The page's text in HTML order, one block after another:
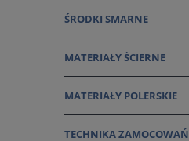
ŚRODKI SMARNE
MATERIAŁY ŚCIERNE
MATERIAŁY POLERSKIE
TECHNIKA ZAMOCOWAŃ